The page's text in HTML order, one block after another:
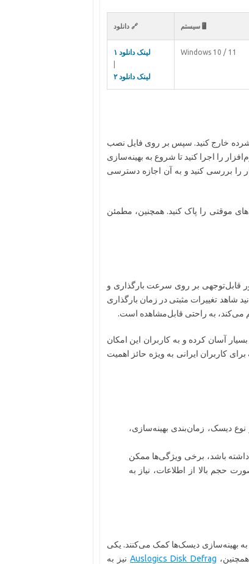
🖥️ سیستم 🔗 دانلود
Windows 10 / 11
لینک دانلود ۱
لینک دانلود ۲
فشرده خارج کنید. سپس بر روی فایل نصب
را اجرا کنید تا شروع به بهینه‌سازی
را بررسی کنید و به آن اجازه دسترسی
موقتی را پاک کنید. همچنین، مطمئن
قابل‌توجهی بر روی سرعت بارگذاری و
شاهد تغییرات مثبتی در زمان بارگذاری
می‌کند، به راحتی قابل‌مشاهده است.
آسان کرده و به کاربران این امکان
کاربران ایرانی به ویژه حائز اهمیت
دیسک، زمان‌بندی بهینه‌سازی،
باشد، برخی ویژگی‌ها ممکن
حجم بالا از اطلاعات، نیاز به
به بهینه‌سازی دیسک‌ها کمک می‌کنند. یکی
Auslogics Disk Defragنیز به